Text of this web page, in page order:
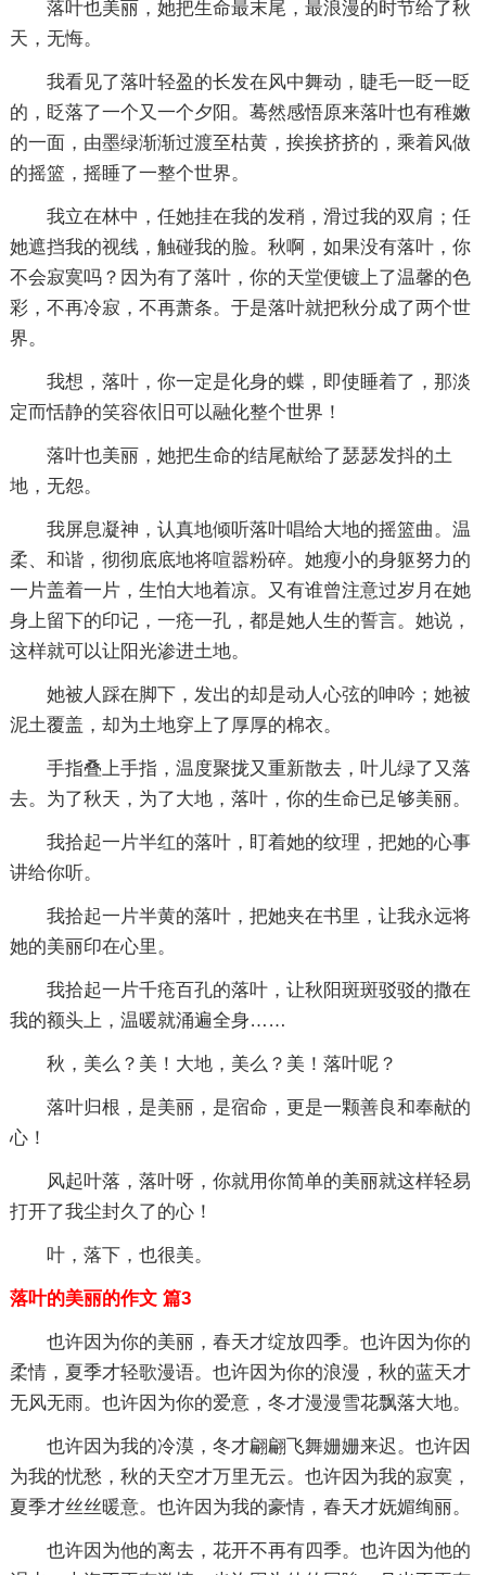
落叶也美丽，她把生命最末尾，最浪漫的时节给了秋
天，无悔。
我看见了落叶轻盈的长发在风中舞动，睫毛一眨一眨
的，眨落了一个又一个夕阳。蓦然感悟原来落叶也有稚嫩
的一面，由墨绿渐渐过渡至枯黄，挨挨挤挤的，乘着风做
的摇篮，摇睡了一整个世界。
我立在林中，任她挂在我的发稍，滑过我的双肩；任
她遮挡我的视线，触碰我的脸。秋啊，如果没有落叶，你
不会寂寞吗？因为有了落叶，你的天堂便镀上了温馨的色
彩，不再冷寂，不再萧条。于是落叶就把秋分成了两个世
界。
我想，落叶，你一定是化身的蝶，即使睡着了，那淡
定而恬静的笑容依旧可以融化整个世界！
落叶也美丽，她把生命的结尾献给了瑟瑟发抖的土
地，无怨。
我屏息凝神，认真地倾听落叶唱给大地的摇篮曲。温
柔、和谐，彻彻底底地将喧嚣粉碎。她瘦小的身躯努力的
一片盖着一片，生怕大地着凉。又有谁曾注意过岁月在她
身上留下的印记，一疮一孔，都是她人生的誓言。她说，
这样就可以让阳光渗进土地。
她被人踩在脚下，发出的却是动人心弦的呻吟；她被
泥土覆盖，却为土地穿上了厚厚的棉衣。
手指叠上手指，温度聚拢又重新散去，叶儿绿了又落
去。为了秋天，为了大地，落叶，你的生命已足够美丽。
我拾起一片半红的落叶，盯着她的纹理，把她的心事
讲给你听。
我拾起一片半黄的落叶，把她夹在书里，让我永远将
她的美丽印在心里。
我拾起一片千疮百孔的落叶，让秋阳斑斑驳驳的撒在
我的额头上，温暖就涌遍全身……
秋，美么？美！大地，美么？美！落叶呢？
落叶归根，是美丽，是宿命，更是一颗善良和奉献的
心！
风起叶落，落叶呀，你就用你简单的美丽就这样轻易
打开了我尘封久了的心！
叶，落下，也很美。
落叶的美丽的作文 篇3
也许因为你的美丽，春天才绽放四季。也许因为你的
柔情，夏季才轻歌漫语。也许因为你的浪漫，秋的蓝天才
无风无雨。也许因为你的爱意，冬才漫漫雪花飘落大地。
也许因为我的冷漠，冬才翩翩飞舞姗姗来迟。也许因
为我的忧愁，秋的天空才万里无云。也许因为我的寂寞，
夏季才丝丝暖意。也许因为我的豪情，春天才妩媚绚丽。
也许因为他的离去，花开不再有四季。也许因为他的